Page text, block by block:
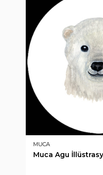
MUCA
Muca Agu